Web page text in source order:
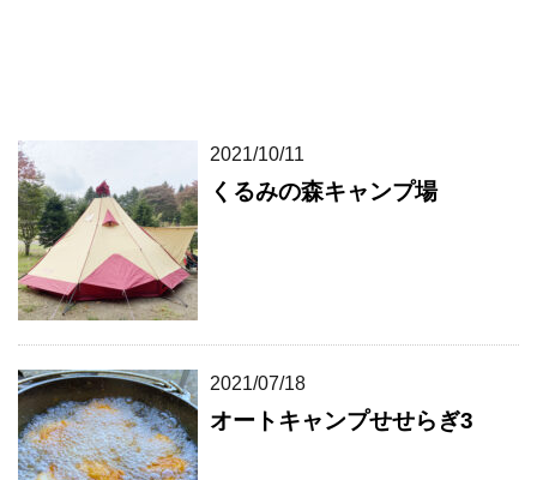
2021/10/11
くるみの森キャンプ場
2021/07/18
オートキャンプせせらぎ3